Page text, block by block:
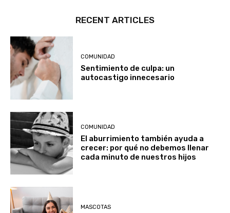
RECENT ARTICLES
COMUNIDAD
Sentimiento de culpa: un
autocastigo innecesario
COMUNIDAD
El aburrimiento también ayuda a
crecer: por qué no debemos llenar
cada minuto de nuestros hijos
MASCOTAS